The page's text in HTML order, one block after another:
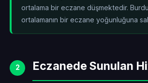
ortalama bir eczane düşmektedir.
ortalamanın bir eczane yoğunluğuna
2 Eczanede Sunulan